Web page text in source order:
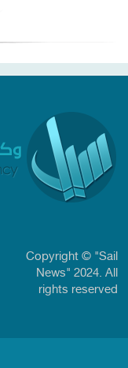
Copyright © "Sail
News" 2024. All
rights reserved